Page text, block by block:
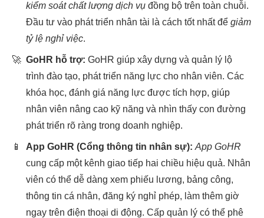
kiểm soát chất lượng dịch vụ đồng bộ trên toàn chuỗi.
Đầu tư vào phát triển nhân tài là cách tốt nhất để giảm
tỷ lệ nghỉ việc.
🚀 GoHR hỗ trợ: GoHR giúp xây dựng và quản lý lộ
trình đào tạo, phát triển năng lực cho nhân viên. Các
khóa học, đánh giá năng lực được tích hợp, giúp
nhân viên nâng cao kỹ năng và nhìn thấy con đường
phát triển rõ ràng trong doanh nghiệp.
📱 App GoHR (Cổng thông tin nhân sự): App GoHR
cung cấp một kênh giao tiếp hai chiều hiệu quả. Nhân
viên có thể dễ dàng xem phiếu lương, bảng công,
thông tin cá nhân, đăng ký nghỉ phép, làm thêm giờ
ngay trên điện thoại di động. Cấp quản lý có thể phê